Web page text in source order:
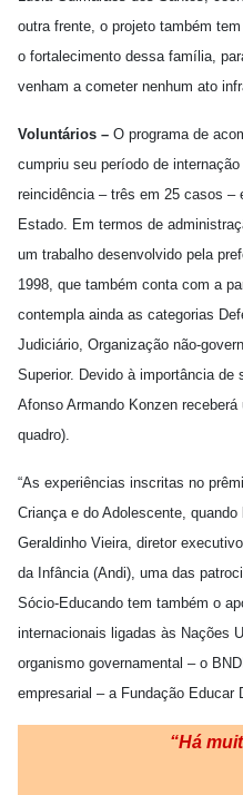
outra frente, o projeto também
o fortalecimento dessa família,
venham a cometer nenhum ato
Voluntários – O programa de
cumpriu seu período de
reincidência – três em 25 casos –
Estado. Em termos de
um trabalho desenvolvido pela
1998, que também conta com a
contempla ainda as categorias
Judiciário, Organização não-
Superior. Devido à importância
Afonso Armando Konzen
quadro).
“As experiências inscritas no
Criança e do Adolescente,
Geraldinho Vieira, diretor
da Infância (Andi), uma das
Sócio-Educando tem também o
internacionais ligadas às Nações
organismo governamental – o
empresarial – a Fundação Educar
“Há